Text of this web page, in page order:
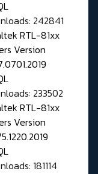
242841
RTL-81xx
Version
233502
RTL-81xx
Version
181114